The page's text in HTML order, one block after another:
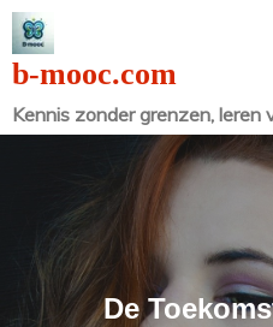
Naar
de
inhoud
gaan
b-mooc.com
Kennis zonder grenzen, leren
De